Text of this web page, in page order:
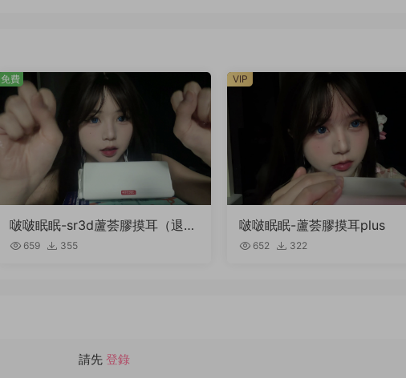
啵啵眠眠-sr3d蘆荟膠摸耳（退回
稿件）
659 355
免費
啵啵眠眠-蘆荟膠摸耳plus
652 322
VIP
請先 登錄